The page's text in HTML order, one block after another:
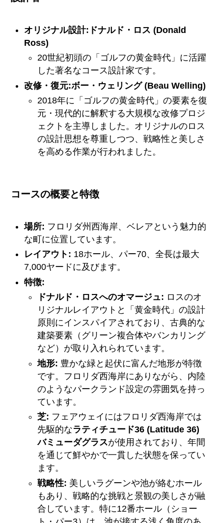
オリジナル設計: ドナルド・ロス (Donald
Ross)
20世紀初頭の「ゴルフの黄金時代」に活躍
した著名なコース設計家です。
改修・復元:ボー・ウェリング (Beau Welling)
2018年に「ゴルフの黄金時代」の要素を復
元・現代的に解釈する大規模な改修プロジ
ェクトを主導しました。オリジナルのロス
の設計思想を尊重しつつ、戦略性と美しさ
を高める作業が行われました。
コースの概要と特徴
場所: フロリダ州西海岸、ベレアという魅力的
な町に位置しています。
レイアウト: 18ホール、パー70、全長は最大
7,000ヤードに及びます。
特徴:
ドナルド・ロスへのオマージュ: ロスのオ
リジナルレイアウトと「黄金時代」の設計
原則にインスパイアされており、古典的な
建築要素（グリーン複合体やバンカリング
など）が取り入れられています。
地形: 豊かな緑と起伏に富んだ地形が特徴
です。フロリダ西海岸にありながら、内陸
のようなパークランド設定の雰囲気を持っ
ています。
芝: フェアウェイにはフロリダ西海岸では
先駆的なラティチュード36 (Latitude 36)
バミューダグラスが使用されており、年間
を通じて鮮やかで一貫した状態を保ってい
ます。
戦略性: 美しいラグーンや池が絡むホール
もあり、戦略的な挑戦と景観の美しさが融
合しています。特に12番ホール（ショー